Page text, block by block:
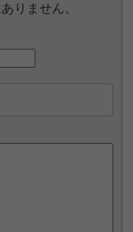
りません。